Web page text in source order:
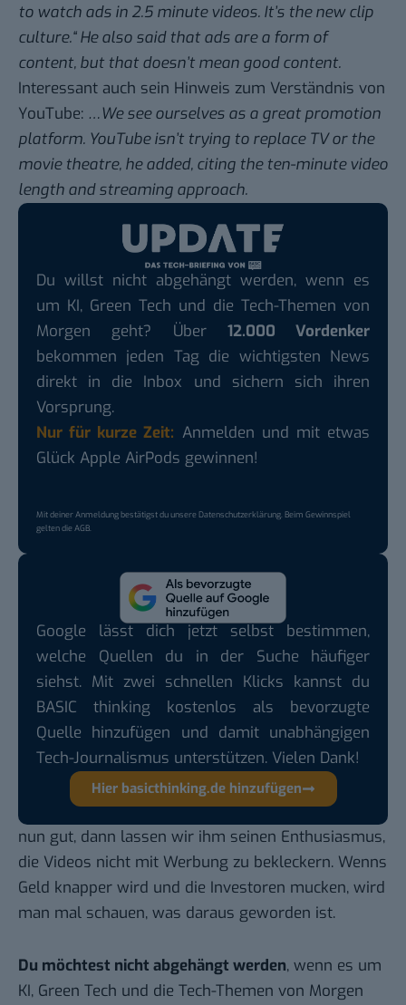
to watch ads in 2.5 minute videos. It’s the new clip
culture.“ He also said that ads are a form of
content, but that doesn’t mean good content.
Interessant auch sein Hinweis zum Verständnis von
YouTube: …We see ourselves as a great promotion
platform. YouTube isn’t trying to replace TV or the
movie theatre, he added, citing the ten-minute video
length and streaming approach.
Du willst nicht abgehängt werden, wenn es
um KI, Green Tech und die Tech-Themen von
Morgen geht? Über 12.000 Vordenker
bekommen jeden Tag die wichtigsten News
direkt in die Inbox und sichern sich ihren
Vorsprung.
Nur für kurze Zeit: Anmelden und mit etwas
Glück Apple AirPods gewinnen!
Mit deiner Anmeldung bestätigst du unsereDatenschutzerklärung. Beim Gewinnspiel
gelten dieAGB.
Google lässt dich jetzt selbst bestimmen,
welche Quellen du in der Suche häufiger
siehst. Mit zwei schnellen Klicks kannst du
BASIC thinking kostenlos als bevorzugte
Quelle hinzufügen und damit unabhängigen
Tech-Journalismus unterstützen. Vielen Dank!
Hier basicthinking.de hinzufügen
nun gut, dann lassen wir ihm seinen Enthusiasmus,
die Videos nicht mit Werbung zu bekleckern. Wenns
Geld knapper wird und die Investoren mucken, wird
man mal schauen, was daraus geworden ist.
Du möchtest nicht abgehängt werden, wenn es um
KI, Green Tech und die Tech-Themen von Morgen